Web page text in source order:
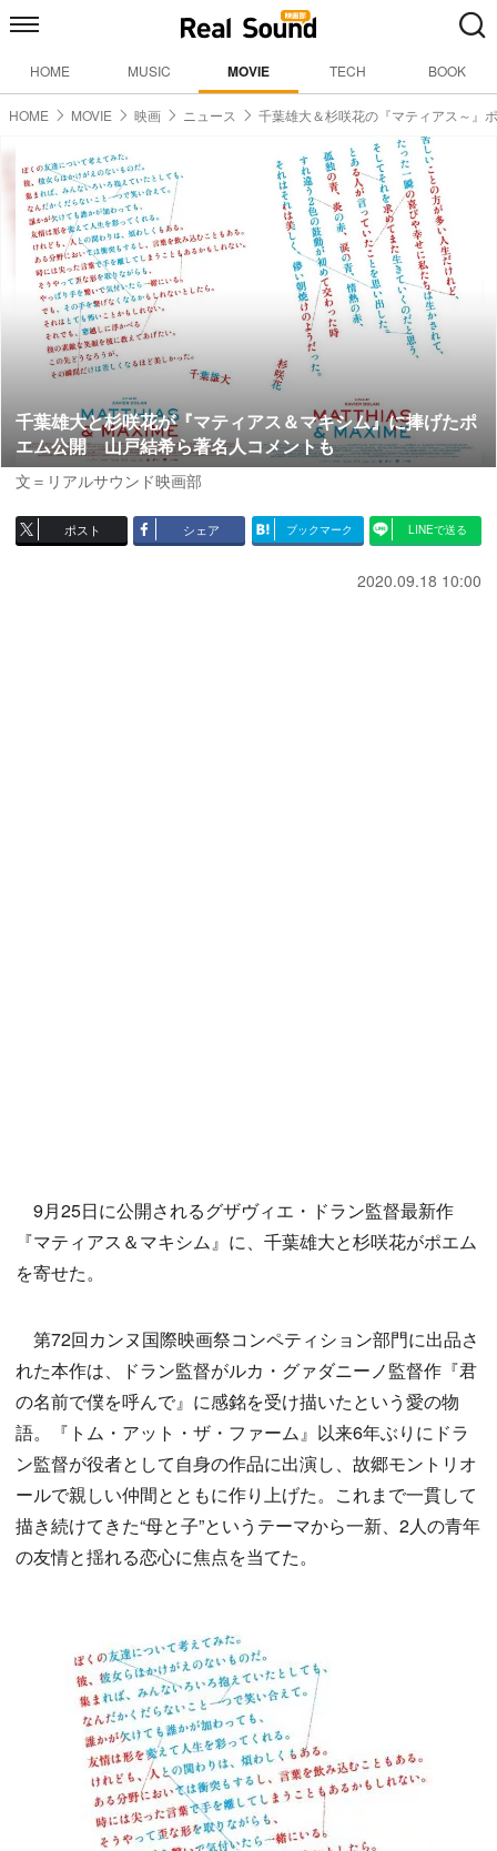
HOME MUSIC MOVIE TECH BOOK
HOME MOVIE 映画 ニュース 千葉雄大＆杉咲花の『マティアス～』
千葉雄大と杉咲花が『マティアス＆マキシム』に捧げたポ
エム公開 山戸結希ら著名人コメントも
文＝リアルサウンド映画部
ポスト シェア ブックマーク LINEで送る
2020.09.18 10:00
9月25日に公開されるグザヴィエ・ドラン監督最新作
『マティアス＆マキシム』に、千葉雄大と杉咲花がポエム
を寄せた。
第72回カンヌ国際映画祭コンペティション部門に出品さ
れた本作は、ドラン監督がルカ・グァダニーノ監督作『君
の名前で僕を呼んで』に感銘を受け描いたという愛の物
語。『トム・アット・ザ・ファーム』以来6年ぶりにドラ
ン監督が役者として自身の作品に出演し、故郷モントリオ
ールで親しい仲間とともに作り上げた。これまで一貫して
描き続けてきた“母と子”というテーマから一新、2人の青年
の友情と揺れる恋心に焦点を当てた。